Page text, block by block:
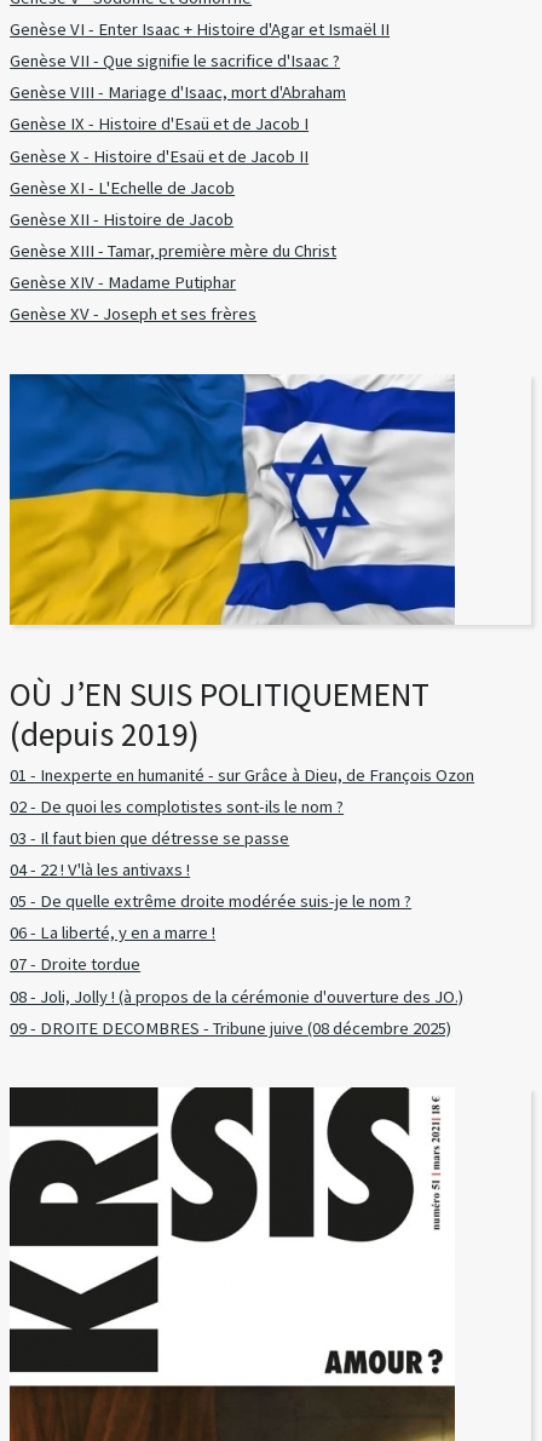
Genèse VI - Enter Isaac + Histoire d'Agar et Ismaël II
Genèse VII - Que signifie le sacrifice d'Isaac ?
Genèse VIII - Mariage d'Isaac, mort d'Abraham
Genèse IX - Histoire d'Esaü et de Jacob I
Genèse X - Histoire d'Esaü et de Jacob II
Genèse XI - L'Echelle de Jacob
Genèse XII - Histoire de Jacob
Genèse XIII - Tamar, première mère du Christ
Genèse XIV - Madame Putiphar
Genèse XV - Joseph et ses frères
OÙ J’EN SUIS POLITIQUEMENT
(depuis 2019)
01 - Inexperte en humanité - sur Grâce à Dieu, de François Ozon
02 - De quoi les complotistes sont-ils le nom ?
03 - Il faut bien que détresse se passe
04 - 22 ! V'là les antivaxs !
05 - De quelle extrême droite modérée suis-je le nom ?
06 - La liberté, y en a marre !
07 - Droite tordue
08 - Joli, Jolly ! (à propos de la cérémonie d'ouverture des JO.)
09 - DROITE DECOMBRES - Tribune juive (08 décembre 2025)